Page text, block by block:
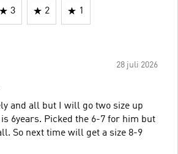
3 2 1
28 juli 2026
and all but I will go two size up
6-7 for him but
So next time will get a size 8-9